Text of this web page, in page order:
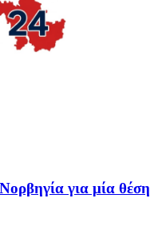
για μία θέση